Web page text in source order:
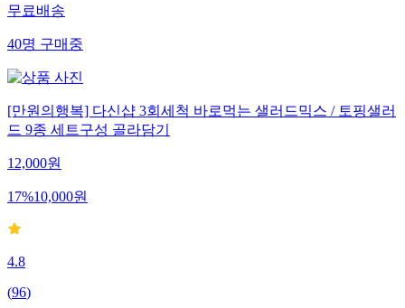
무료배송
40명구매중
[만원의행복] 다신샵 3회세척 바로먹는 샐러드믹스 / 토핑샐러
드 9종 세트구성 골라담기
12,000원
17%10,000원
4.8
(96)